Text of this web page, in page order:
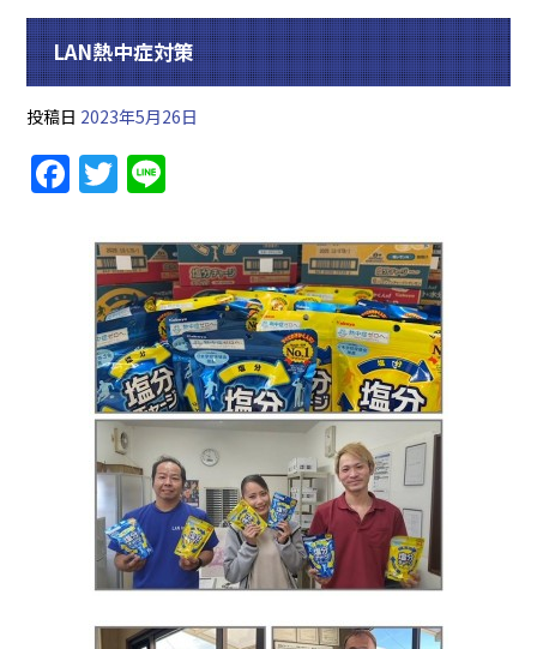
LAN熱中症対策
投稿日 2023年5月26日
F
o
T
itt
er
e